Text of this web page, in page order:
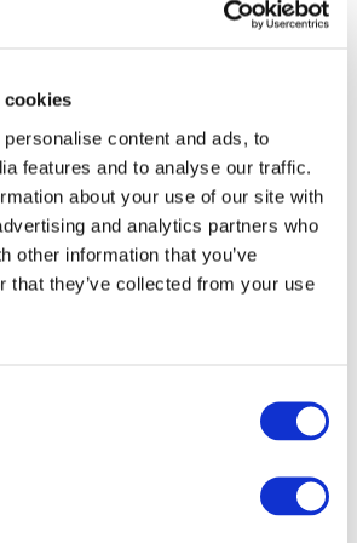
cookies
content and ads, to
features and to analyse our traffic.
about your use of our site with
and analytics partners who
other information that you’ve
that they’ve collected from your use